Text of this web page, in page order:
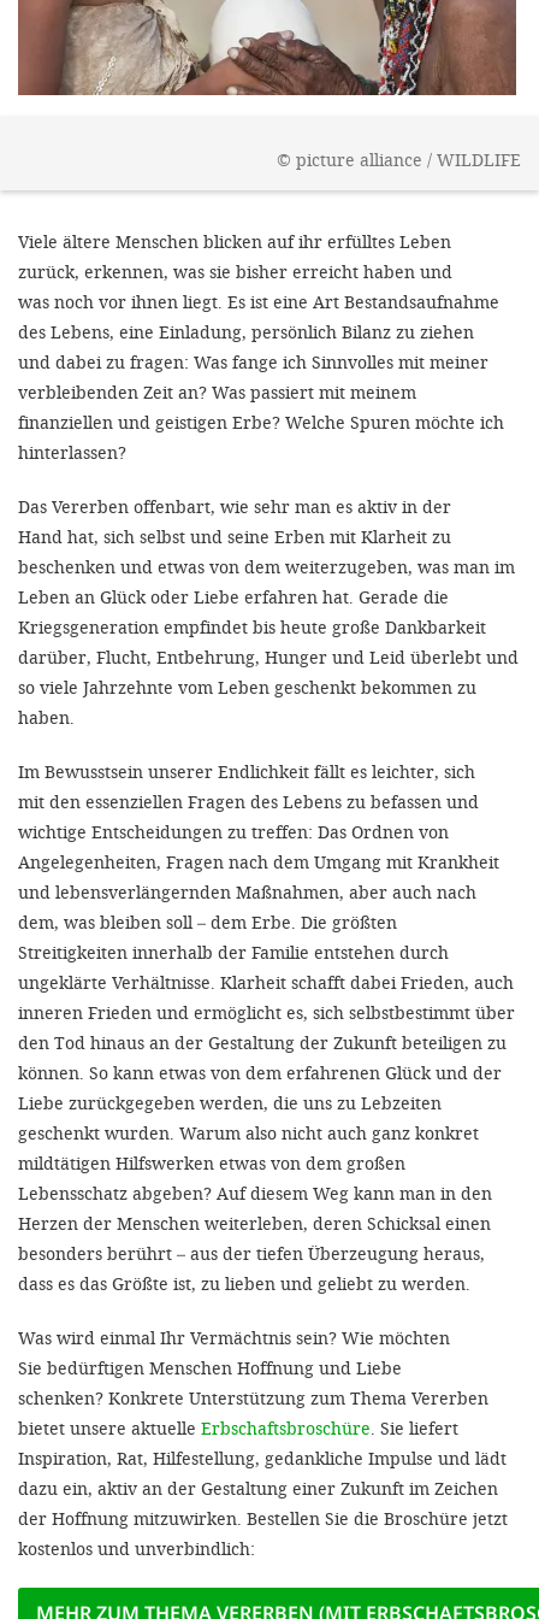
© picture alliance / WILDLIFE
Viele ältere Menschen blicken auf ihr erfülltes Leben
zurück, erkennen, was sie bisher erreicht haben und
was noch vor ihnen liegt. Es ist eine Art Bestandsaufnahme
des Lebens, eine Einladung, persönlich Bilanz zu ziehen
und dabei zu fragen: Was fange ich Sinnvolles mit meiner
verbleibenden Zeit an? Was passiert mit meinem
finanziellen und geistigen Erbe? Welche Spuren möchte ich
hinterlassen?
Das Vererben offenbart, wie sehr man es aktiv in der
Hand hat, sich selbst und seine Erben mit Klarheit zu
beschenken und etwas von dem weiterzugeben, was man im
Leben an Glück oder Liebe erfahren hat. Gerade die
Kriegsgeneration empfindet bis heute große Dankbarkeit
darüber, Flucht, Entbehrung, Hunger und Leid überlebt und
so viele Jahrzehnte vom Leben geschenkt bekommen zu
haben.
Im Bewusstsein unserer Endlichkeit fällt es leichter, sich
mit den essenziellen Fragen des Lebens zu befassen und
wichtige Entscheidungen zu treffen: Das Ordnen von
Angelegenheiten, Fragen nach dem Umgang mit Krankheit
und lebensverlängernden Maßnahmen, aber auch nach
dem, was bleiben soll – dem Erbe. Die größten
Streitigkeiten innerhalb der Familie entstehen durch
ungeklärte Verhältnisse. Klarheit schafft dabei Frieden, auch
inneren Frieden und ermöglicht es, sich selbstbestimmt über
den Tod hinaus an der Gestaltung der Zukunft beteiligen zu
können. So kann etwas von dem erfahrenen Glück und der
Liebe zurückgegeben werden, die uns zu Lebzeiten
geschenkt wurden. Warum also nicht auch ganz konkret
mildtätigen Hilfswerken etwas von dem großen
Lebensschatz abgeben? Auf diesem Weg kann man in den
Herzen der Menschen weiterleben, deren Schicksal einen
besonders berührt – aus der tiefen Überzeugung heraus,
dass es das Größte ist, zu lieben und geliebt zu werden.
Was wird einmal Ihr Vermächtnis sein? Wie möchten
Sie bedürftigen Menschen Hoffnung und Liebe
schenken? Konkrete Unterstützung zum Thema Vererben
bietet unsere aktuelle Erbschaftsbroschüre. Sie liefert
Inspiration, Rat, Hilfestellung, gedankliche Impulse und lädt
dazu ein, aktiv an der Gestaltung einer Zukunft im Zeichen
der Hoffnung mitzuwirken. Bestellen Sie die Broschüre jetzt
kostenlos und unverbindlich:
MEHR ZUM THEMA VERERBEN (MIT
gewinnen.
den
Impressum
ALLEN